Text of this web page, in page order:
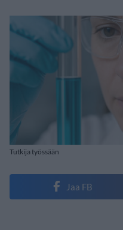
Tutkija työssään
Jaa FB